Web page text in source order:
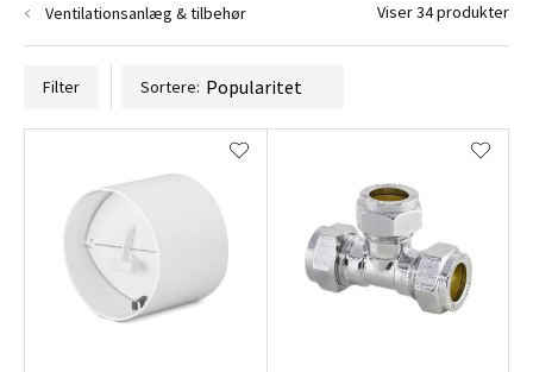
Filter Sortere:
Ventilationsanlæg & tilbehør Viser 34 produkter